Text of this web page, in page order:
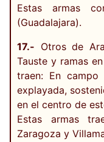
Estas armas
(Guadalajara).
17.- Otros de
Tauste y ramas
traen: En
explayada,
en el centro de
Estas armas
Zaragoza y